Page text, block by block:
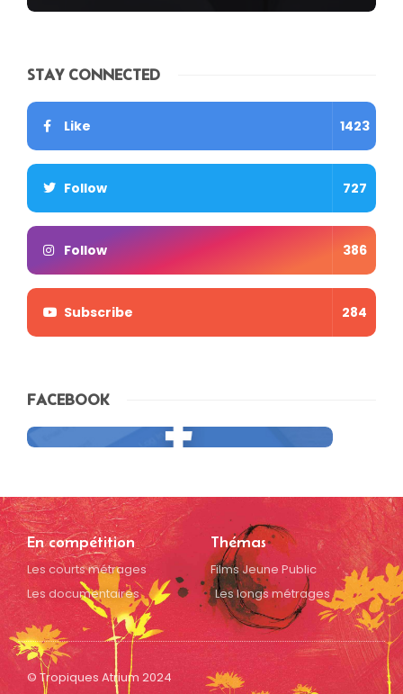
STAY CONNECTED
Like 1423
Follow 727
Follow 386
Subscribe 284
FACEBOOK
En compétition
Les courts métrages
Les documentaires
Thémas
Films Jeune Public
Les longs métrages
© Tropiques Atrium 2024